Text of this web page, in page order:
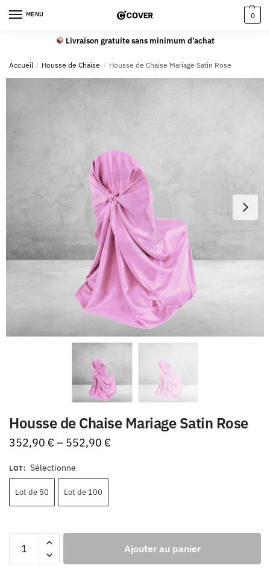
MENU 0
Livraison gratuite sans minimum d’achat
Accueil / Housse de Chaise / Housse de Chaise Mariage Satin Rose
Housse de Chaise Mariage Satin Rose
352,90 €– 552,90 €
LOT: Sélectionne
Lot de 50 Lot de 100
Ajouter au panier